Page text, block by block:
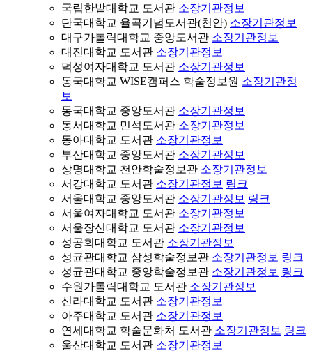
국립한밭대학교 도서관 소장기관정보
단국대학교 율곡기념도서관(천안) 소장기관정보
대구가톨릭대학교 중앙도서관 소장기관정보
대진대학교 도서관 소장기관정보
덕성여자대학교 도서관 소장기관정보
동국대학교 WISE캠퍼스 학술정보원 소장기관정
보
동국대학교 중앙도서관 소장기관정보
동서대학교 민석도서관 소장기관정보
동아대학교 도서관 소장기관정보
부산대학교 중앙도서관 소장기관정보
상명대학교 천안학술정보관 소장기관정보
서강대학교 도서관 소장기관정보 링크
서울대학교 중앙도서관 소장기관정보 링크
서울여자대학교 도서관 소장기관정보
서울장신대학교 도서관 소장기관정보
성공회대학교 도서관 소장기관정보
성균관대학교 삼성학술정보관 소장기관정보 링크
성균관대학교 중앙학술정보관 소장기관정보 링크
수원가톨릭대학교 도서관 소장기관정보
신라대학교 도서관 소장기관정보
아주대학교 도서관 소장기관정보
연세대학교 학술문화처 도서관 소장기관정보 링크
울산대학교 도서관 소장기관정보